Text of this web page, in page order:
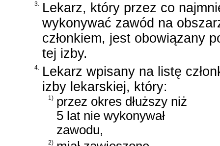
3. Lekarz, który przez co
wykonywać zawód na
członkiem, jest obowiązany
tej izby.
4. Lekarz wpisany na listę
izby lekarskiej, który:
1) przez okres dłuższy niż
5 lat nie wykonywał
zawodu,
2)